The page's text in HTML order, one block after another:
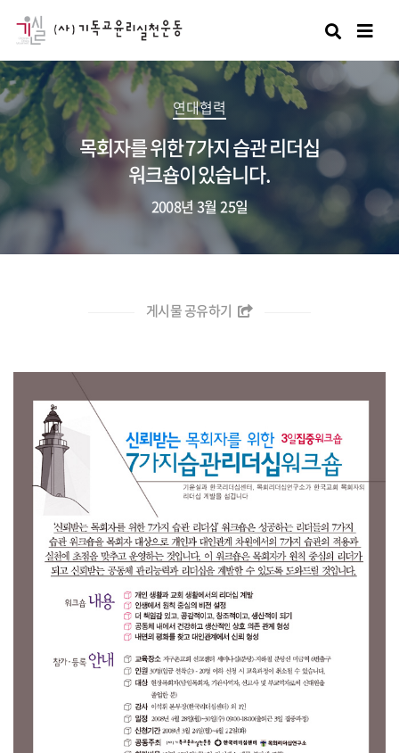
검색
연대협력
목회자를 위한 7가지 습관 리더십
워크숍이 있습니다.
2008년 3월 25일
게시물 공유하기